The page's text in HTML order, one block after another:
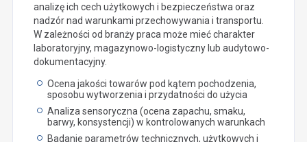
analizę ich cech użytkowych i bezpieczeństwa oraz
nadzór nad warunkami przechowywania i transportu.
W zależności od branży praca może mieć charakter
laboratoryjny, magazynowo-logistyczny lub audytowo-
dokumentacyjny.
Ocena jakości towarów pod kątem pochodzenia,
sposobu wytworzenia i przydatności do użycia
Analiza sensoryczna (ocena zapachu, smaku,
barwy, konsystencji) w kontrolowanych warunkach
Badanie parametrów technicznych, użytkowych i